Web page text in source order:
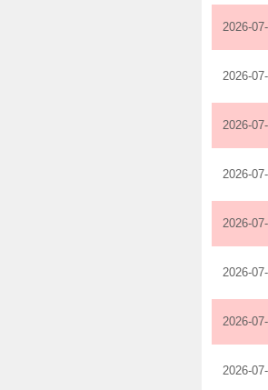
2026-
2026-
2026-
2026-
2026-
2026-
2026-
2026-